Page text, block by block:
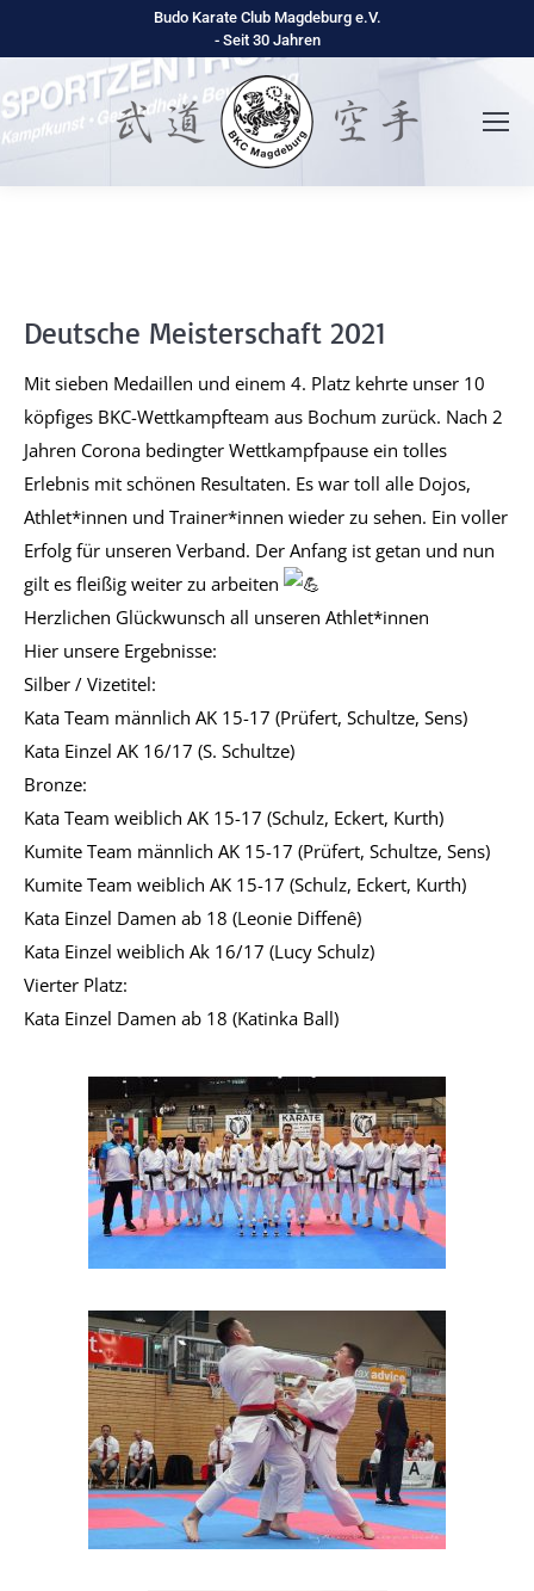
Budo Karate Club Magdeburg e.V.
- Seit 30 Jahren
Deutsche Meisterschaft 2021
Mit sieben Medaillen und einem 4. Platz kehrte unser 10
köpfiges BKC-Wettkampfteam aus Bochum zurück. Nach 2
Jahren Corona bedingter Wettkampfpause ein tolles
Erlebnis mit schönen Resultaten. Es war toll alle Dojos,
Athlet*innen und Trainer*innen wieder zu sehen. Ein voller
Erfolg für unseren Verband. Der Anfang ist getan und nun
gilt es fleißig weiter zu arbeiten
Herzlichen Glückwunsch all unseren Athlet*innen
Hier unsere Ergebnisse:
Silber / Vizetitel:
Kata Team männlich AK 15-17 (Prüfert, Schultze, Sens)
Kata Einzel AK 16/17 (S. Schultze)
Bronze:
Kata Team weiblich AK 15-17 (Schulz, Eckert, Kurth)
Kumite Team männlich AK 15-17 (Prüfert, Schultze, Sens)
Kumite Team weiblich AK 15-17 (Schulz, Eckert, Kurth)
Kata Einzel Damen ab 18 (Leonie Diffenê)
Kata Einzel weiblich Ak 16/17 (Lucy Schulz)
Vierter Platz:
Kata Einzel Damen ab 18 (Katinka Ball)